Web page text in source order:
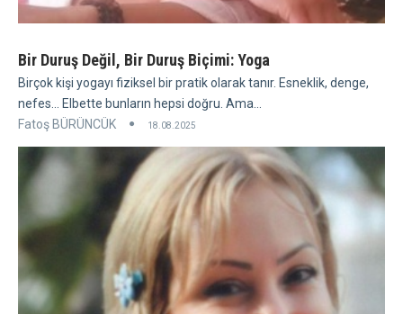
Bir Duruş Değil, Bir Duruş Biçimi: Yoga
Birçok kişi yogayı fiziksel bir pratik olarak tanır. Esneklik, denge,
nefes... Elbette bunların hepsi doğru. Ama...
Fatoş BÜRÜNCÜK
18.08.2025